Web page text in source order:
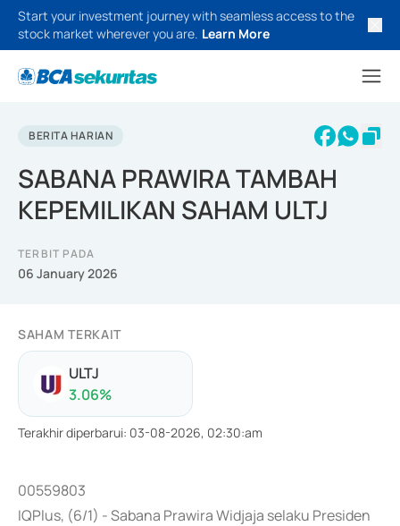
Start your investment journey with seamless access to the
stock market wherever you are. Learn More
BERITA HARIAN
SABANA PRAWIRA TAMBAH
KEPEMILIKAN SAHAM ULTJ
TERBIT PADA
06 January 2026
SAHAM TERKAIT
ULTJ
3.06%
Terakhir diperbarui: 03-08-2026, 02:30:am
00559803
IQPlus, (6/1) - Sabana Prawira Widjaja selaku Presiden